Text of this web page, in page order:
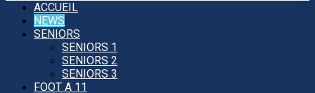
ACCUEIL
NEWS
SENIORS
SENIORS 1
SENIORS 2
SENIORS 3
FOOT A 11